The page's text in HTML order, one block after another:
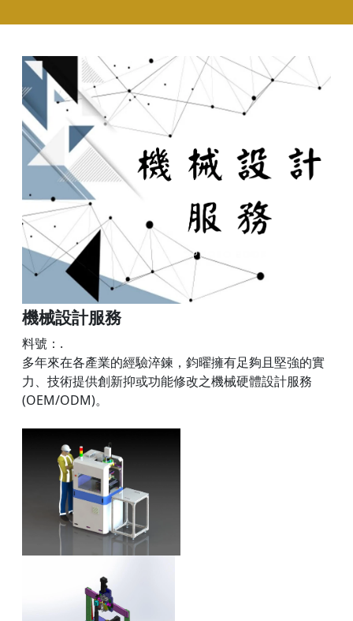
機械設計服務
料號：.
多年來在各產業的經驗淬鍊，鈞曜擁有足夠且堅強的實
力、技術提供創新抑或功能修改之機械硬體設計服務
(OEM/ODM)。